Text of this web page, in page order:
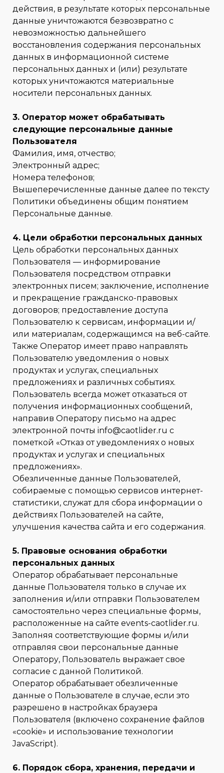
действия, в результате которых персональные
данные уничтожаются безвозвратно с
невозможностью дальнейшего
восстановления содержания персональных
данных в информационной системе
персональных данных и (или) результате
которых уничтожаются материальные
носители персональных данных.
3. Оператор может обрабатывать
следующие персональные данные
Пользователя
Фамилия, имя, отчество;
Электронный адрес;
Номера телефонов;
Вышеперечисленные данные далее по тексту
Политики объединены общим понятием
Персональные данные.
4. Цели обработки персональных данных
Цель обработки персональных данных
Пользователя — информирование
Пользователя посредством отправки
электронных писем; заключение, исполнение
и прекращение гражданско-правовых
договоров; предоставление доступа
Пользователю к сервисам, информации и/
или материалам, содержащимся на веб-сайте.
Также Оператор имеет право направлять
Пользователю уведомления о новых
продуктах и услугах, специальных
предложениях и различных событиях.
Пользователь всегда может отказаться от
получения информационных сообщений,
направив Оператору письмо на адрес
электронной почты info@caotlider.ru с
пометкой «Отказ от уведомлениях о новых
продуктах и услугах и специальных
предложениях».
Обезличенные данные Пользователей,
собираемые с помощью сервисов интернет-
статистики, служат для сбора информации о
действиях Пользователей на сайте,
улучшения качества сайта и его содержания.
5. Правовые основания обработки
персональных данных
Оператор обрабатывает персональные
данные Пользователя только в случае их
заполнения и/или отправки Пользователем
самостоятельно через специальные формы,
расположенные на сайте events-caotlider.ru.
Заполняя соответствующие формы и/или
отправляя свои персональные данные
Оператору, Пользователь выражает свое
согласие с данной Политикой.
Оператор обрабатывает обезличенные
данные о Пользователе в случае, если это
разрешено в настройках браузера
Пользователя (включено сохранение файлов
«cookie» и использование технологии
JavaScript).
6. Порядок сбора, хранения, передачи и